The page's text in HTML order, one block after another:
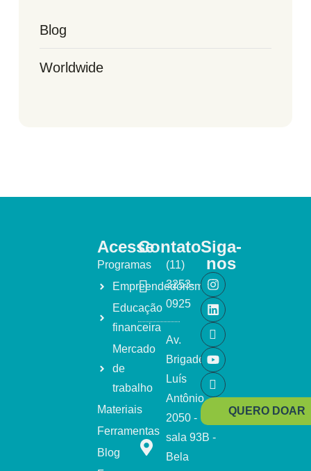
Blog
Worldwide
Acesse
Programas
Empreendedorismo
Educação
financeira
Mercado
de
trabalho
Materiais
Ferramentas
Blog
Contato
(11)
3253-
0925
Av.
Brigadeiro
Luís
Antônio,
2050 -
sala 93B -
Bela
Siga-
nos
QUERO DOAR